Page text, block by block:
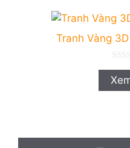
Tranh Vàng
0
n
g
o